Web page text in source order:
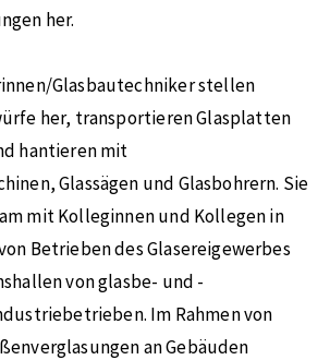
her.
Glasbautechniker stellen
her, transportieren Glasplatten
hantieren mit
Glassägen und Glasbohrern. Sie
mit Kolleginnen und Kollegen in
Betrieben des Glasereigewerbes
von glasbe- und -
Im Rahmen von
an Gebäuden